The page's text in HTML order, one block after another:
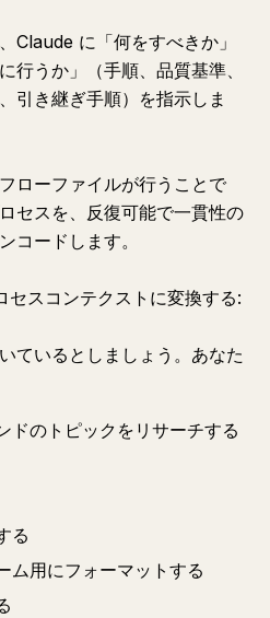
Claude に「何をすべきか」
行うか」（手順、品質基準、
引き継ぎ手順）を指示しま
ローファイルが行うことで
セスを、反復可能で一貫性の
コードします。
スコンテクストに変換する:
ているとしましょう。あなた
ドのトピックをリサーチする
る
ム用にフォーマットする